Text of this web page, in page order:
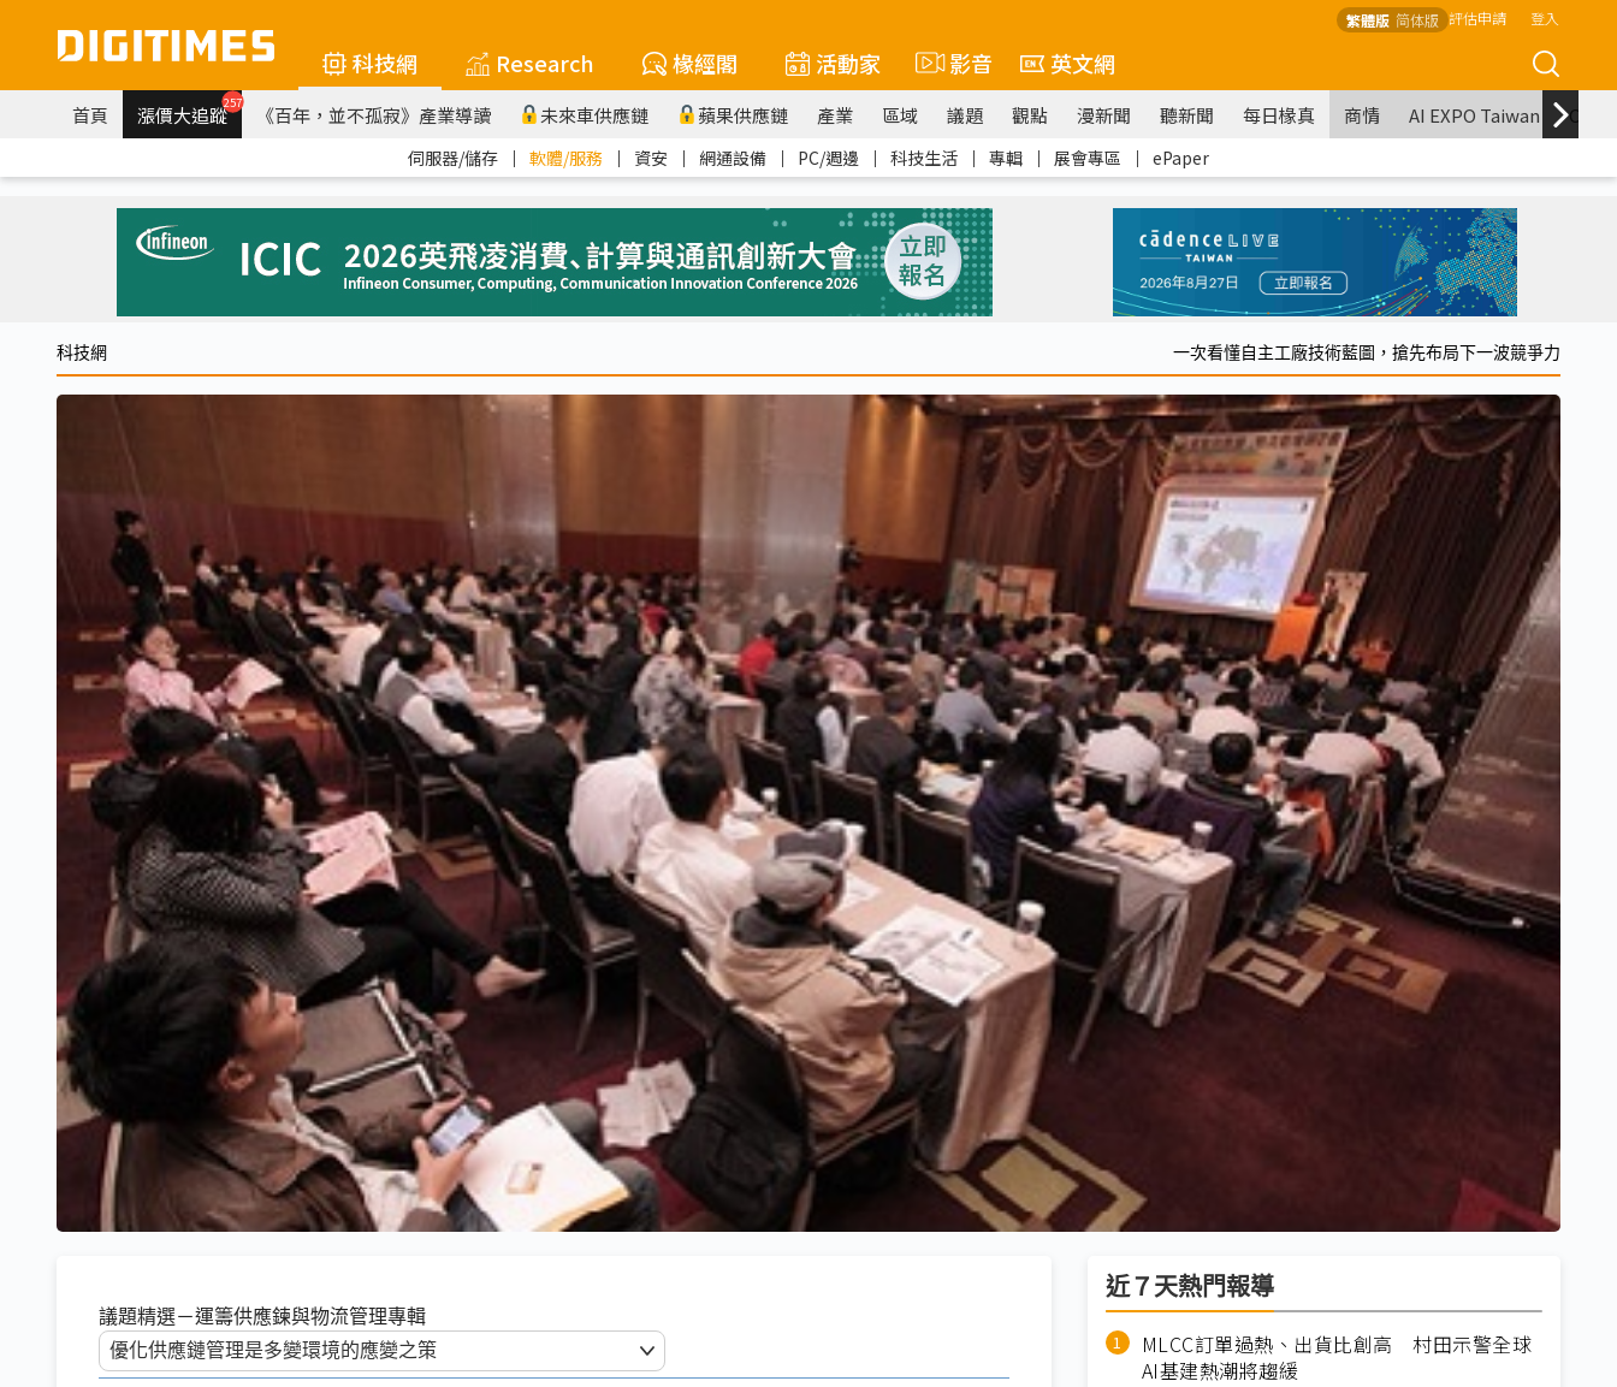
繁體版 简体版 評估申請 登入
科技網 Research 椽經閣 活動家 影音 英文網
首頁 漲價大追蹤257 《百年，並不孤寂》產業導讀 未來車供應鏈 蘋果供應鏈 產業 區域 議題 觀點 漫新聞 聽新聞 每日椽真 商情 AI EXPO Taiwan
伺服器/儲存 ｜ 軟體/服務 ｜ 資安 ｜ 網通設備 ｜ PC/週邊 ｜ 科技生活 ｜ 專輯 ｜ 展會專區 ｜ ePaper
科技網 一次看懂自主工廠技術藍圖，搶先布局下一波競爭力
議題精選－運籌供應鍊與物流管理專輯
近７天熱門報導
MLCC訂單過熱、出貨比創高 村田示警全球
AI基建熱潮將趨緩